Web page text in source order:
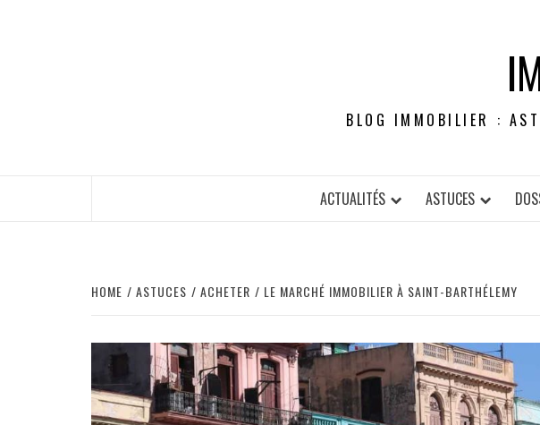
BLOG IMMOBILIER :
ACTUALITÉS ASTUCES
HOME ASTUCES ACHETER LE MARCHÉ IMMOBILIER À SAINT-BARTHÉLEMY